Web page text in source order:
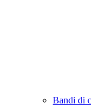
Bandi di